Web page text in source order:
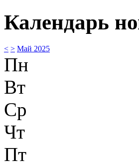
Календарь
< > Май 2025
Пн
Вт
Ср
Чт
Пт